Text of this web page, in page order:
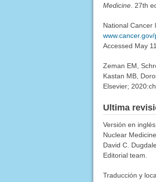
Medicine. 27th
National Cancer
Accessed May
Zeman EM,
Kastan MB,
Elsevier;
Ultima
Versión en
Nuclear
David C.
Editorial team.
Traducción y